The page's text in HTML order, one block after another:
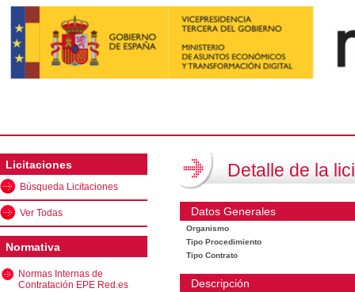
Licitaciones
Búsqueda Licitaciones
Ver Todas
Normativa
Normas Internas de
Contratación EPE Red.es
Detalle de la
Datos Generales
Organismo
Tipo Procedimiento
Tipo Contrato
Descripción